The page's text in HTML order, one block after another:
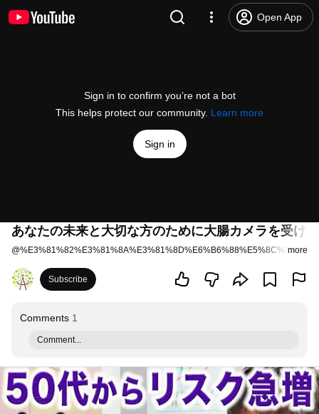
Open App
Sign in to confirm you’re not a bot
This helps protect our community. Learn more
Sign in
あなたの未来と大切な方のために大腸カメラを受け
@ more
Subscribe
Comments 1
Comment...